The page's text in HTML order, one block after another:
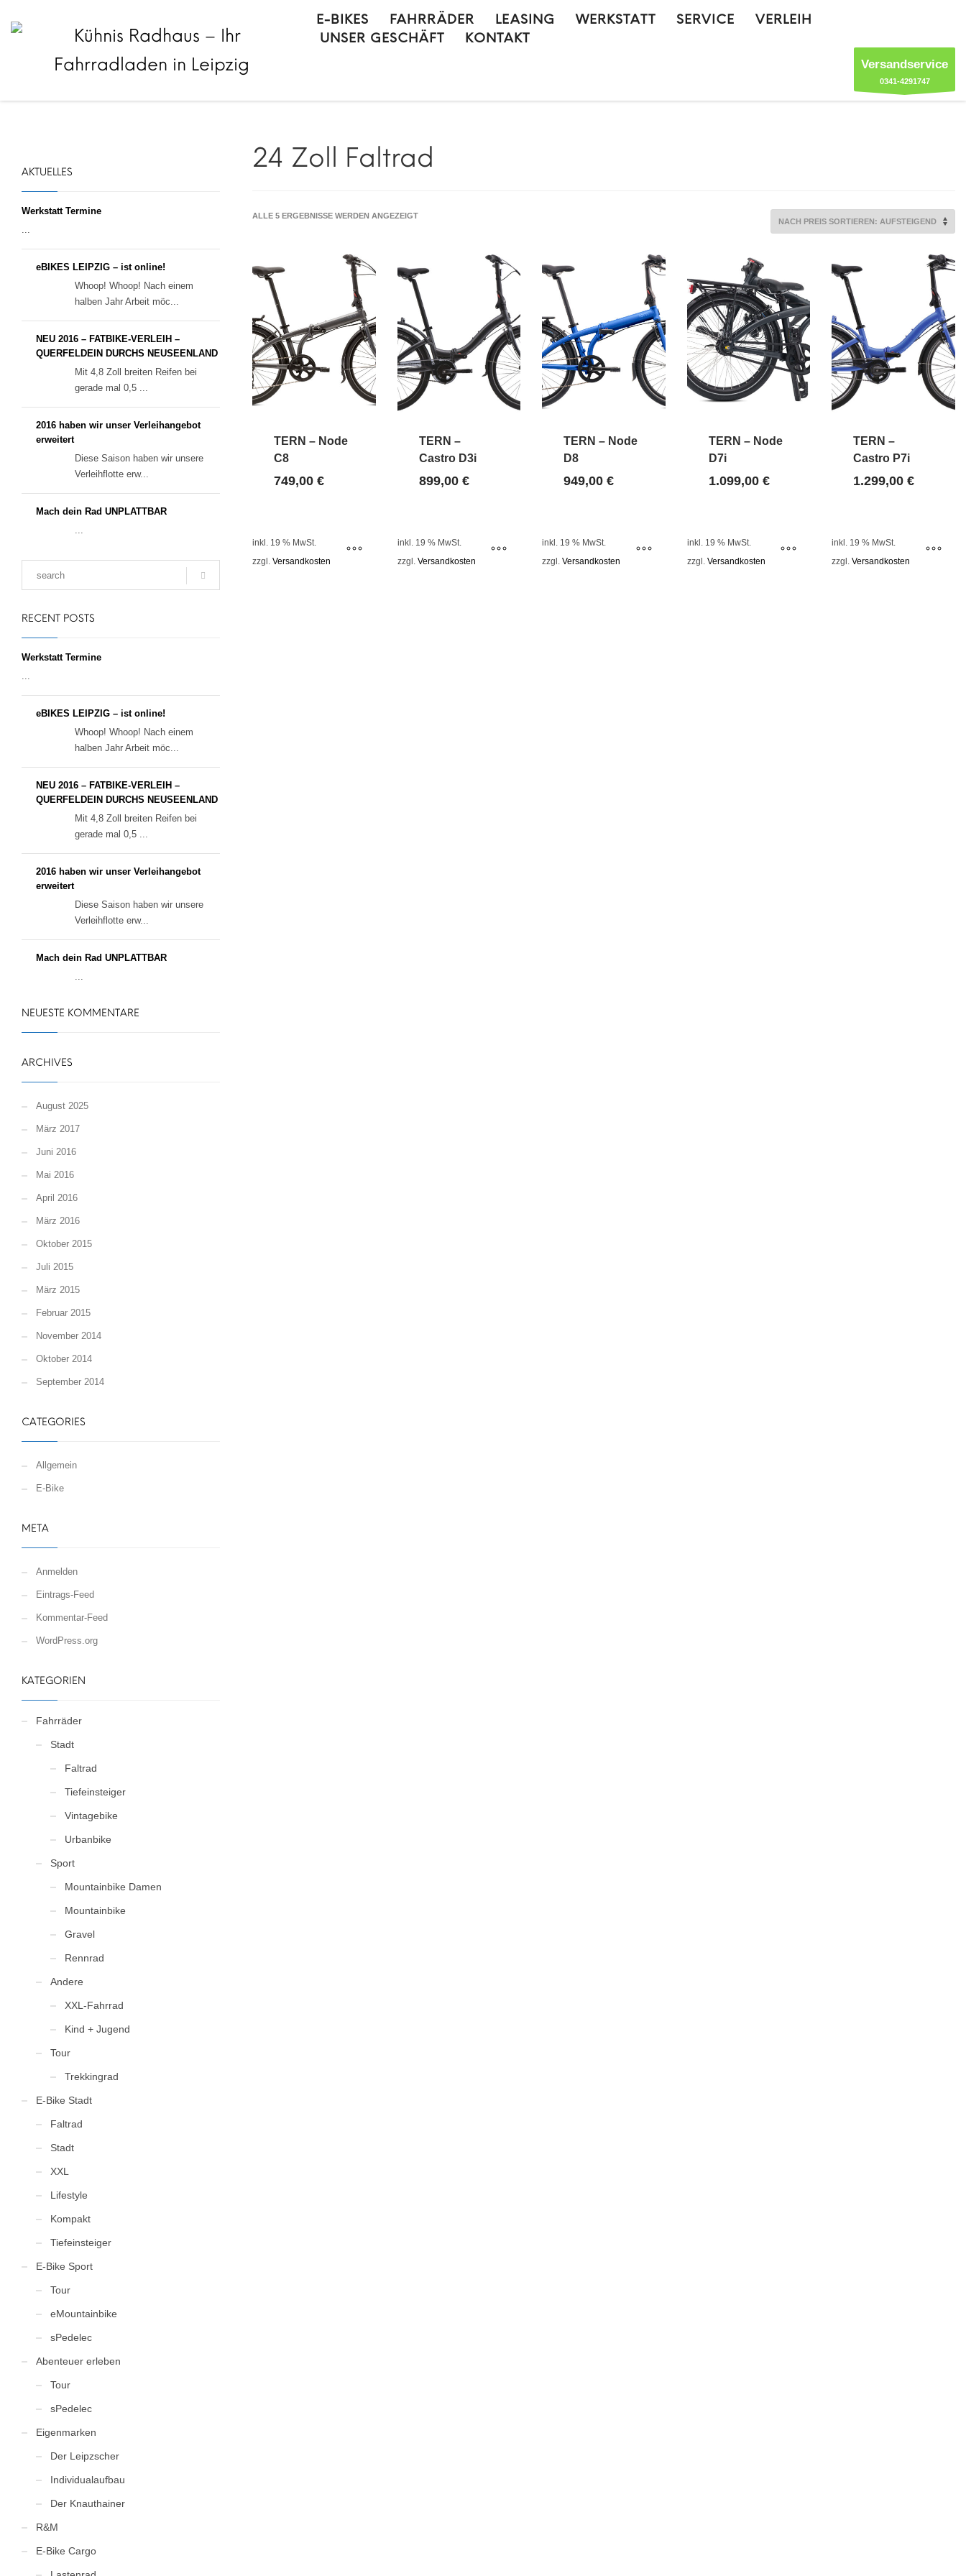
E-BIKES FAHRRÄDER LEASING WERKSTATT SERVICE
VERLEIH
UNSER GESCHÄFT
KONTAKT
Versandservice
0341-4291747
24 Zoll Faltrad
ALLE 5 ERGEBNISSE WERDEN ANGEZEIGTNACH
TERN – Node
C8
749,00 €
inkl. 19 % MwSt.
zzgl. Versandkosten
TERN –
Castro D3i
899,00 €
inkl. 19 % MwSt.
zzgl. Versandkosten
TERN – Node
D8
949,00€
inkl. 19 % MwSt.
zzgl.Versandkosten
TERN – Node
D7i
1.099,00 €
inkl. 19 % MwSt.
zzgl. Versandkosten
TERN –
Castro P7i
1.299,00€
inkl. 19 % MwSt.
zzgl.Versandkosten
AKTUELLES
Werkstatt Termine
...
eBIKES LEIPZIG – ist online!
Whoop! Whoop! Nach einem
halben Jahr Arbeit möc...
NEU 2016 – FATBIKE-VERLEIH –
QUERFELDEIN DURCHS NEUSEENLAND
Mit 4,8 Zoll breiten Reifen bei
gerade mal 0,5 ...
2016 haben wir unser Verleihangebot
erweitert
Diese Saison haben wir unsere
Verleihflotte erw...
Mach dein Rad UNPLATTBAR
...
RECENT POSTS
Werkstatt Termine
...
eBIKES LEIPZIG – ist online!
Whoop! Whoop! Nach einem
halben Jahr Arbeit möc...
NEU 2016 – FATBIKE-VERLEIH –
QUERFELDEIN DURCHS NEUSEENLAND
Mit 4,8 Zoll breiten Reifen bei
gerade mal 0,5 ...
2016 haben wir unser Verleihangebot
erweitert
Diese Saison haben wir unsere
Verleihflotte erw...
Mach dein Rad UNPLATTBAR
...
NEUESTE KOMMENTARE
ARCHIVES
August 2025
März 2017
Juni 2016
Mai 2016
April 2016
März 2016
Oktober 2015
Juli 2015
März 2015
Februar 2015
November 2014
Oktober 2014
September 2014
CATEGORIES
Allgemein
E-Bike
META
Anmelden
Eintrags-Feed
Kommentar-Feed
WordPress.org
KATEGORIEN
Fahrräder
Stadt
Faltrad
Tiefeinsteiger
Vintagebike
Urbanbike
Sport
Mountainbike Damen
Mountainbike
Gravel
Rennrad
Andere
XXL-Fahrrad
Kind + Jugend
Tour
Trekkingrad
E-Bike Stadt
Faltrad
Stadt
XXL
Lifestyle
Kompakt
Tiefeinsteiger
E-Bike Sport
Tour
eMountainbike
sPedelec
Abenteuer erleben
Tour
sPedelec
Eigenmarken
Der Leipzscher
Individualaufbau
Der Knauthainer
R&M
E-Bike Cargo